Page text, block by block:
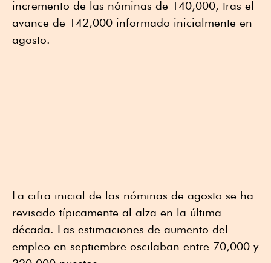
incremento de las nóminas de 140,000, tras el
avance de 142,000 informado inicialmente en
agosto.
La cifra inicial de las nóminas de agosto se ha
revisado típicamente al alza en la última
década. Las estimaciones de aumento del
empleo en septiembre oscilaban entre 70,000 y